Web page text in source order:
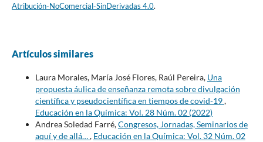
Atribución-NoComercial-SinDerivadas 4.0.
Artículos similares
Laura Morales, María José Flores, Raúl Pereira, Una
propuesta áulica de enseñanza remota sobre divulgación
científica y pseudocientífica en tiempos de covid-19,
Educación en la Química: Vol. 28 Núm. 02 (2022)
Andrea Soledad Farré,Congresos, Jornadas, Seminarios de
aquí y de allá…, Educación en la Química: Vol. 32 Núm. 02